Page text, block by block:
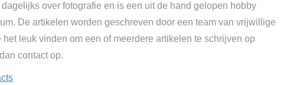
dagelijks over fotografie en is een uit de hand gelopen hobby
De artikelen worden geschreven door een team van vrijwillige
het leuk vinden om een of meerdere artikelen te schrijven op
contact op.